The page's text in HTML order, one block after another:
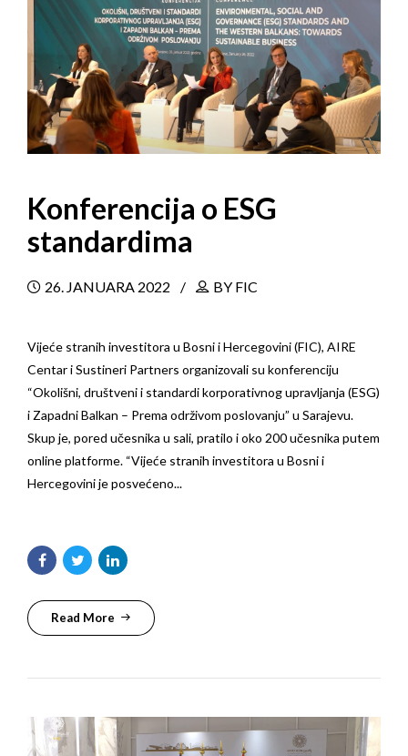
Konferencija o ESG
standardima
26. JANUARA 2022 BY FIC
Vijeće stranih investitora u Bosni i Hercegovini (FIC), AIRE
Centar i Sustineri Partners organizovali su konferenciju
“Okolišni, društveni i standardi korporativnog upravljanja (ESG)
i Zapadni Balkan – Prema održivom poslovanju” u Sarajevu.
Skup je, pored učesnika u sali, pratilo i oko 200 učesnika putem
online platforme. “Vijeće stranih investitora u Bosni i
Hercegovini je posvećeno...
Read More